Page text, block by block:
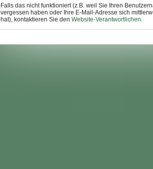
Falls das nicht funktioniert (z.B. weil Sie Ihren
vergessen haben oder Ihre E-Mail-Adresse sich
hat), kontaktieren Sie den Website-Verantwortlichen.